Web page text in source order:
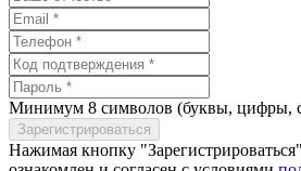
Минимум 8 символов (буквы, цифры,
Нажимая кнопку